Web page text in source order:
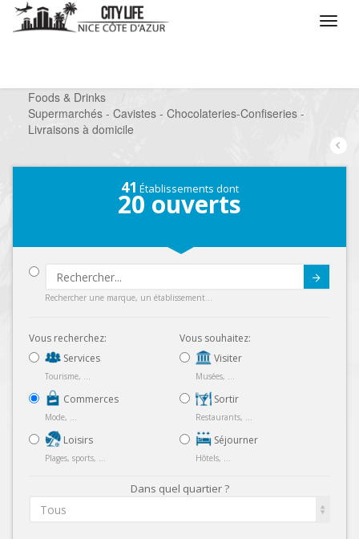
Foods & Drinks
/
Supermarchés - Cavistes - Chocolateries-Confiseries -
Livraisons à domicile
41 Établissements dont
20 ouverts
Rechercher une marque, un établissement...
Vous recherchez:
Services
Tourisme, ...
Commerces
Mode, ...
Loisirs
Plages, sports, ...
Vous souhaitez:
Visiter
Musées, ...
Sortir
Restaurants, ...
Séjourner
Hôtels, ...
Dans quel quartier ?
Tous